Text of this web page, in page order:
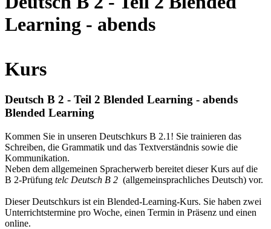
Learning - abends
Kurs
Deutsch B 2 - Teil 2 Blended Learning - abends
Blended Learning
Kommen Sie in unseren Deutschkurs B 2.1! Sie trainieren das
Schreiben, die Grammatik und das Textverständnis sowie die
Kommunikation.
Neben dem allgemeinen Spracherwerb bereitet dieser Kurs auf die
B 2-Prüfung telc Deutsch B 2 (allgemeinsprachliches Deutsch) vor.
Dieser Deutschkurs ist ein Blended-Learning-Kurs. Sie haben zwei
Unterrichtstermine pro Woche, einen Termin in Präsenz und einen
online.